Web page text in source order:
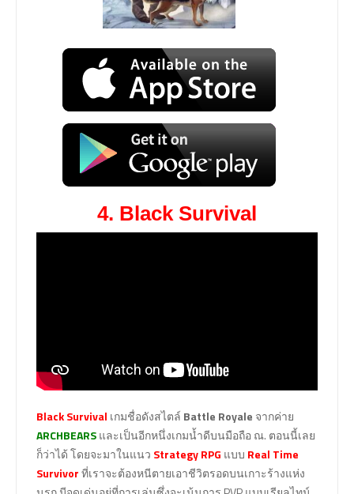
4. Black Survival
Black Survival เกมชื่อดังสไตล์ Battle Royale จากค่าย
ARCHBEARSและเป็นอีกหนึ่งเกมน้ำดีบนมือถือ ณ. ตอนนี้เลย
ก็ว่าได้ โดยจะมาในแนว Strategy RPG แบบ Real Time
Survivorที่เราจะต้องหนีตายเอาชีวิตรอดบนเกาะร้างแห่ง